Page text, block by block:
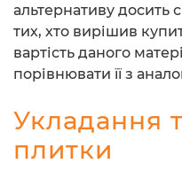
альтернативу досить
тих, хто вирішив
вартість даного
порівнювати її з
Укладання
плитки